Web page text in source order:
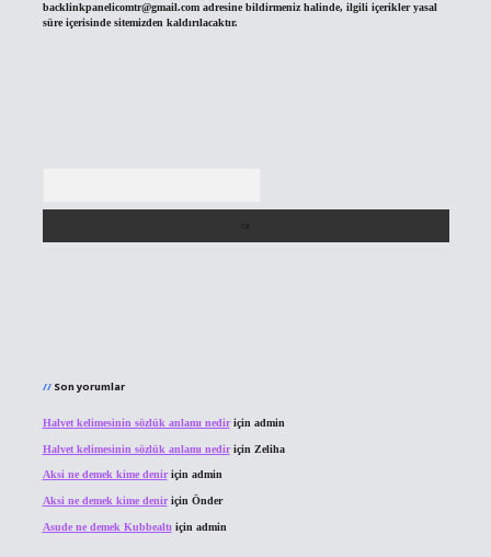
backlinkpanelicomtr@gmail.comadresine bildirmeniz halinde, ilgili içerikler yasal
süre içerisinde sitemizden kaldırılacaktır.
Son yorumlar
Halvet kelimesinin sözlük anlamı nediriçin admin
Halvet kelimesinin sözlük anlamı nediriçin Zeliha
Aksi ne demek kime deniriçin admin
Aksi ne demek kime deniriçin Önder
Asude ne demek Kubbealtı için admin